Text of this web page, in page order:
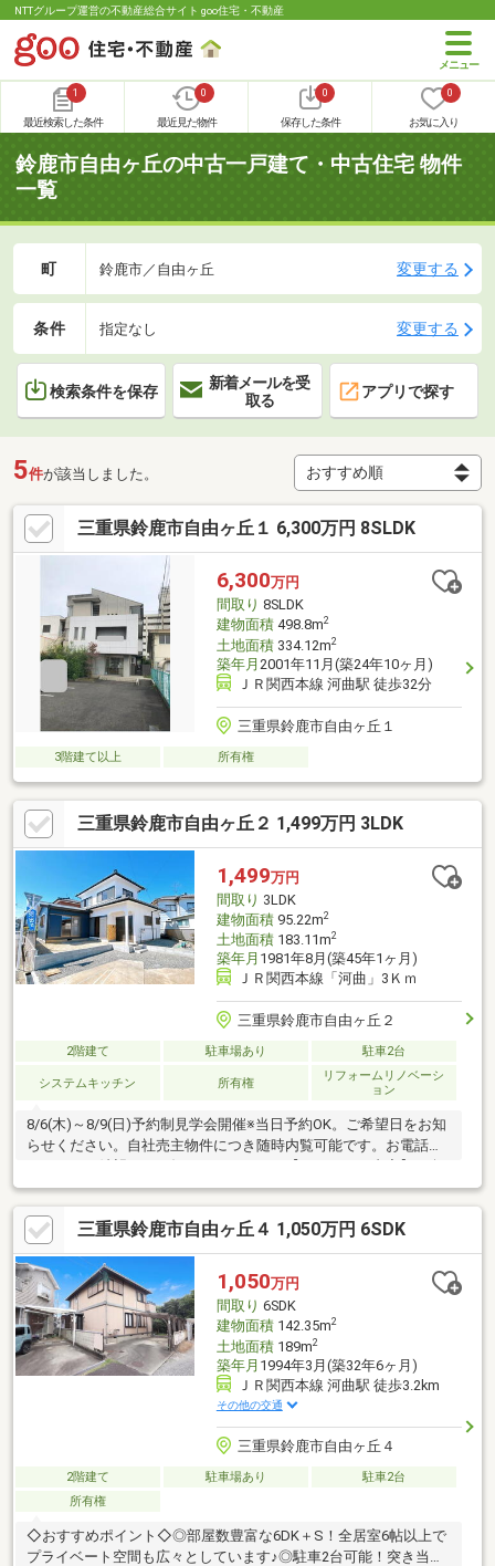
NTTグループ運営の不動産総合サイト goo住宅・不動産
1
最近検索した条件
0
最近見た物件
0
保存した条件
0
お気に入り
鈴鹿市自由ヶ丘の中古一戸建て・中古住宅 物件
一覧
町 鈴鹿市／自由ヶ丘 変更する
条件 指定なし 変更する
検索条件を保存
新着メールを受
取る
アプリで探す
5件が該当しました。
三重県鈴鹿市自由ヶ丘１ 6,300万円 8SLDK
6,300万円
間取り 8SLDK
建物面積498.8m2
土地面積334.12m2
築年月 2001年11月(築24年10ヶ月)
ＪＲ関西本線 河曲駅 徒歩32分
三重県鈴鹿市自由ヶ丘１
3階建て以上 所有権
三重県鈴鹿市自由ヶ丘２ 1,499万円 3LDK
1,499万円
間取り 3LDK
建物面積95.22m2
土地面積183.11m2
築年月 1981年8月(築45年1ヶ月)
ＪＲ関西本線「河曲」3Ｋｍ
三重県鈴鹿市自由ヶ丘２
2階建て 駐車場あり 駐車2台
システムキッチン 所有権
リフォームリノベーシ
ョン
8/6(木)～8/9(日)予約制見学会開催※当日予約OK。ご希望日をお知
らせください。自社売主物件につき随時内覧可能です。お電話か
震補強工事●標準シロアリ防除工事、クリーニング、鍵交換、雨
漏り点検、設備点検●外構・外装駐車場拡張、屋根塗装、外壁塗
装、植栽剪定、庭木伐採●水回りシステムキッチン交換、ユニッ
トバス交換、トイレ交換、洗面化粧台交換●内装間取変更、玄関
扉交換、室内ドア交換、床材上張り、シューズボックス交換、ク
ロス張替え●その他設備給湯器交換、インターホン設置、火災警
報器設置、照明器具交換
三重県鈴鹿市自由ヶ丘４ 1,050万円 6SDK
1,050万円
間取り 6SDK
建物面積142.35m2
土地面積189m2
築年月 1994年3月(築32年6ヶ月)
ＪＲ関西本線 河曲駅 徒歩3.2km
その他の交通
三重県鈴鹿市自由ヶ丘４
2階建て 駐車場あり
駐車2台
所有権
◇おすすめポイント◇◎部屋数豊富な6DK＋S！全居室6帖以上で
プライベート空間も広々としています♪◎駐車2台可能！突き当り